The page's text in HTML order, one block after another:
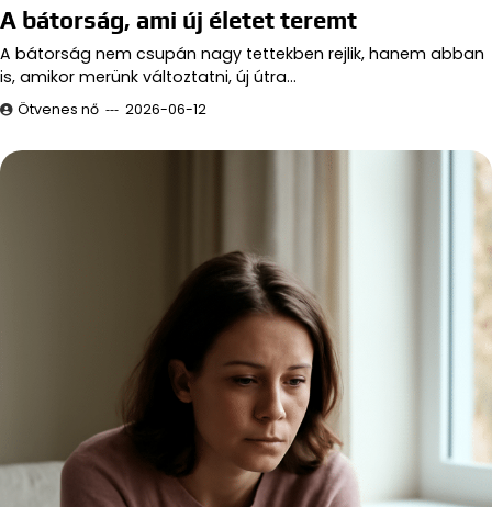
A bátorság, ami új életet teremt
A bátorság nem csupán nagy tettekben rejlik, hanem abban
is, amikor merünk változtatni, új útra…
Ötvenes nő 2026-06-12